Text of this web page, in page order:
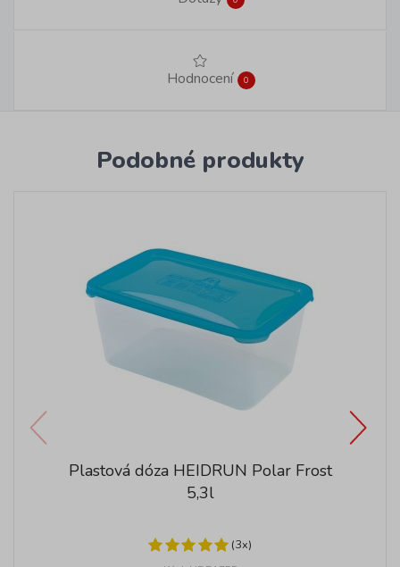
Hodnocení 0
Podobné produkty
Plastová dóza HEIDRUN Polar Frost
5,3l
(3x)